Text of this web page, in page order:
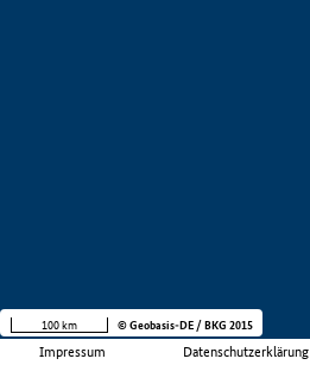
Impressum Datenschutzerklärung
100 km © Geobasis-DE / BKG 2015